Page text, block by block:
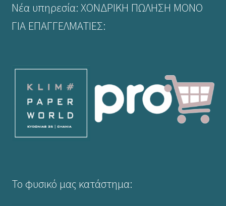
Νέα υπηρεσία: ΧΟΝΔΡΙΚΗ ΠΩΛΗΣΗ ΜΟΝΟ
ΓΙΑ ΕΠΑΓΓΕΛΜΑΤΙΕΣ:
Το φυσικό μας κατάστημα: